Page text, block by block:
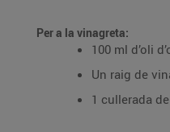
Per a la vinagreta:
100 ml d’oli
Un raig de
1 cullerada